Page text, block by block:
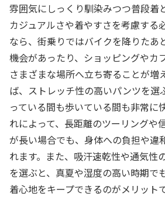
雰囲気にしっくり馴染みつつ普段着
カジュアルさや着やすさを考慮する
なら、街乗りではバイクを降りたあ
機会があったり、ショッピングやカ
さまざまな場所へ立ち寄ることが増
ば、ストレッチ性の高いパンツを選
っている間も歩いている間も非常に
れによって、長距離のツーリングや
が長い場合でも、身体への負担や違
れます。また、吸汗速乾性や通気性
を選ぶと、真夏や湿度の高い時期で
着心地をキープできるのがメリットで